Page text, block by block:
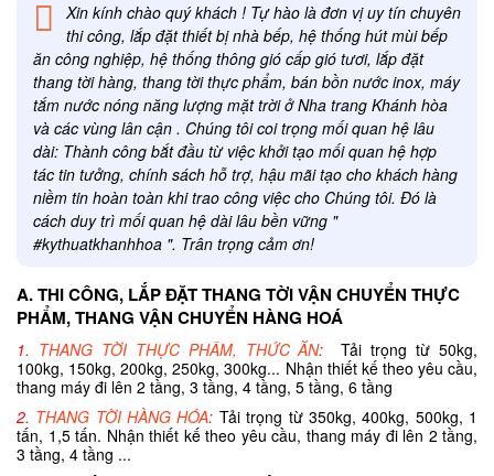
Xin kính chào quý khách ! Tự hào là đơn vị uy tín chuyên
thi công, lắp đặt thiết bị nhà bếp, hệ thống hút mùi bếp
ăn công nghiệp, hệ thống thông gió cấp gió tươi, lắp đặt
thang tời hàng, thang tời thực phẩm, bán bồn nước inox, máy
tắm nước nóng năng lượng mặt trời ở Nha trang Khánh hòa
và các vùng lân cận . Chúng tôi coi trọng mối quan hệ lâu
dài: Thành công bắt đầu từ việc khởi tạo mối quan hệ hợp
tác tin tưởng, chính sách hỗ trợ, hậu mãi tạo cho khách hàng
niềm tin hoàn toàn khi trao công việc cho Chúng tôi. Đó là
cách duy trì mối quan hệ dài lâu bền vững "
#kythuatkhanhhoa ". Trân trọng cảm ơn!
A. THI CÔNG, LẮP ĐẶT THANG TỜI VẬN CHUYỂN THỰC
PHẨM, THANG VẬN CHUYỂN HÀNG HOÁ
1. THANG TỜI THỰC PHẨM, THỨC ĂN:
Tải trọng từ 50kg,
100kg, 150kg, 200kg, 250kg, 300kg... Nhận thiết kế theo yêu cầu,
thang máy đi lên 2 tầng, 3 tầng, 4 tầng, 5 tầng, 6 tầng
2. THANG TỜI HÀNG HÓA: Tải trọng từ 350kg, 400kg, 500kg, 1
tấn, 1,5 tấn. Nhận thiết kế theo yêu cầu, thang máy đi lên 2 tầng,
3 tầng, 4 tầng ...